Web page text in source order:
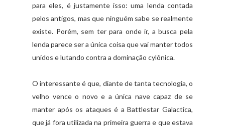
para eles, é justamente isso: uma lenda contada
pelos antigos, mas que ninguém sabe se realmente
existe. Porém, sem ter para onde ir, a busca pela
lenda parece ser a única coisa que vai manter todos
unidos e lutando contra a dominação cylônica.
O interessante é que, diante de tanta tecnologia, o
velho vence o novo e a única nave capaz de se
manter após os ataques é a Battlestar Galactica,
que já fora utilizada na primeira guerra e que estava